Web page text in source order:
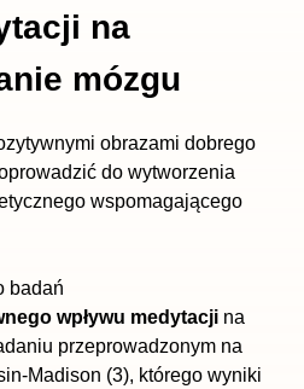
na
mózgu
obrazami dobrego
do wytworzenia
wspomagającego
badań
wpływu medytacji na
przeprowadzonym na
Madison (3), którego wyniki